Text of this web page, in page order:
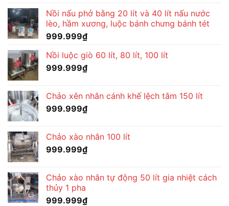
Nồi nấu phở bằng 20 lít và 40 lít nấu nước
lèo, hầm xương, luộc bánh chưng bánh tét
999.999₫
Nồi luộc giò 60 lít, 80 lít, 100 lít
999.999₫
Chảo xên nhân cánh khế lệch tâm 150 lít
999.999₫
Chảo xào nhân 100 lít
999.999₫
Chảo xào nhân tự động 50 lít gia nhiệt cách
thủy 1 pha
999.999₫